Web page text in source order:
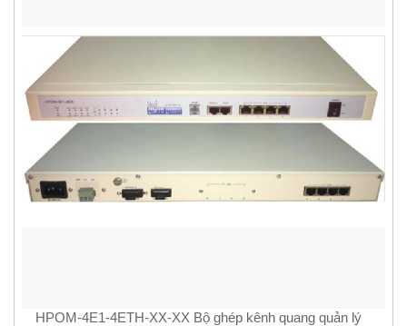
HPOM-4E1-4ETH-XX-XX Bộ ghép kênh quang quản lý